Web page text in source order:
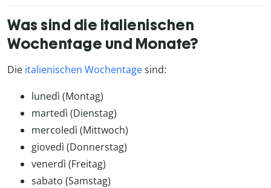
Was sind die italienischen
Wochentage und Monate?
Die italienischen Wochentagesind:
lunedì (Montag)
martedì (Dienstag)
mercoledì (Mittwoch)
giovedì (Donnerstag)
venerdì (Freitag)
sabato (Samstag)